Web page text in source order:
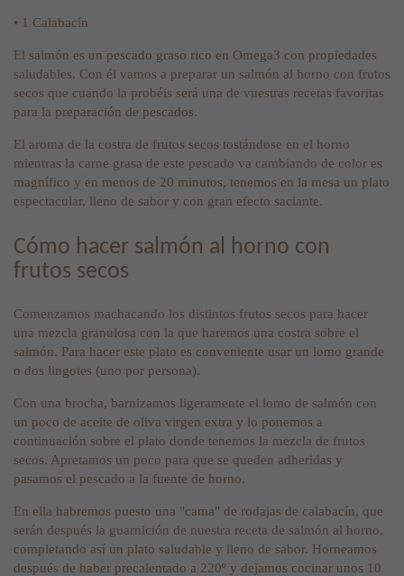
• 1 Calabacín
El salmón es un pescado graso rico en Omega3 con propiedades
saludables. Con él vamos a preparar un salmón al horno con frutos
secos que cuando la probéis será una de vuestras recetas favoritas
para la preparación de pescados.
El aroma de la costra de frutos secos tostándose en el horno
mientras la carne grasa de este pescado va cambiando de color es
magnífico y en menos de 20 minutos, tenemos en la mesa un plato
espectacular, lleno de sabor y con gran efecto saciante.
Cómo hacer salmón al horno con
frutos secos
Comenzamos machacando los distintos frutos secos para hacer
una mezcla granulosa con la que haremos una costra sobre el
salmón. Para hacer este plato es conveniente usar un lomo grande
o dos lingotes (uno por persona).
Con una brocha, barnizamos ligeramente el lomo de salmón con
un poco de aceite de oliva virgen extra y lo ponemos a
continuación sobre el plato donde tenemos la mezcla de frutos
secos. Apretamos un poco para que se queden adheridas y
pasamos el pescado a la fuente de horno.
En ella habremos puesto una "cama" de rodajas de calabacín, que
serán después la guarnición de nuestra receta de salmón al horno,
completando así un plato saludable y lleno de sabor. Horneamos
después de haber precalentado a 220º y dejamos cocinar unos 10